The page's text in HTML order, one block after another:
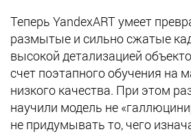
Теперь YandexART умеет
размытые и сильно сжатые
высокой детализацией
счет поэтапного обучения на
низкого качества. При этом
научили модель не
не придумывать то, чего